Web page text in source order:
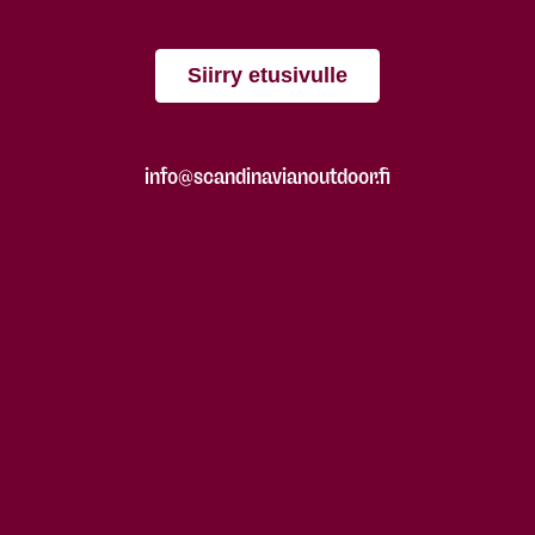
Siirry etusivulle
info@scandinavianoutdoor.fi